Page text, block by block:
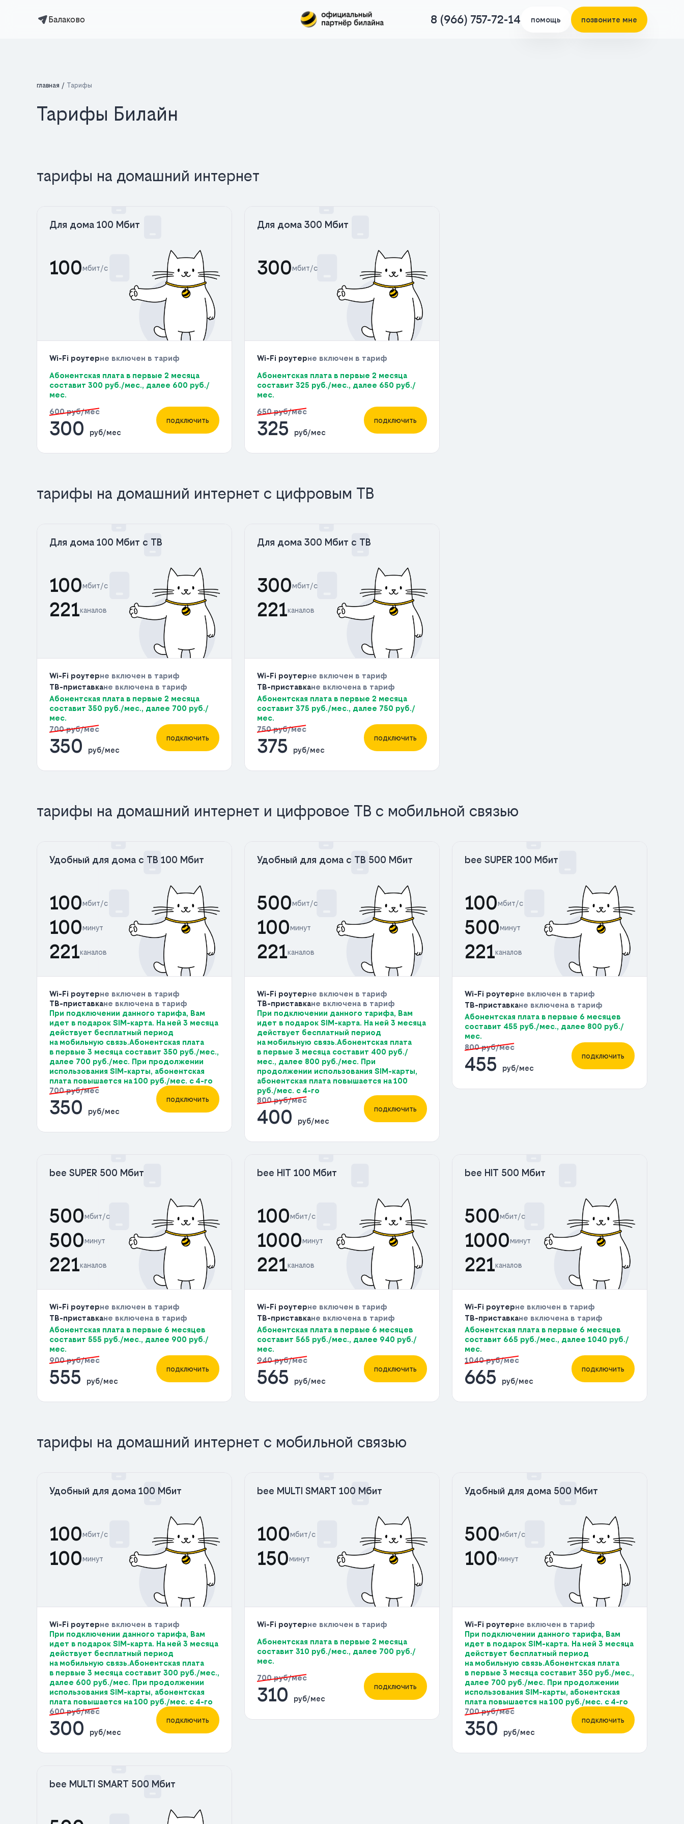
Балаково 8 (966) 757-72-14 помощь позвоните мне
главная Тарифы
Тарифы Билайн
тарифы на домашний интернет
Для дома 100 Мбит
100мбит/с
Wi-Fi роутерне включен в тариф
Абонентская плата в первые 2 месяца
составит 300 руб./мес., далее 600 руб./
мес.
600 руб/мес
300 руб/мес
подключить
Для дома 300 Мбит
300мбит/с
Wi-Fi роутерне включен в тариф
Абонентская плата в первые 2 месяца
составит 325 руб./мес., далее 650 руб./
мес.
650 руб/мес
325 руб/мес
подключить
тарифы на домашний интернет с цифровым ТВ
Для дома 100 Мбит с ТВ
100мбит/с
221каналов
Wi-Fi роутерне включен в тариф
ТВ-приставкане включена в тариф
Абонентская плата в первые 2 месяца
составит 350 руб./мес., далее 700 руб./
мес.
700 руб/мес
350 руб/мес
подключить
Для дома 300 Мбит с ТВ
300мбит/с
221каналов
Wi-Fi роутерне включен в тариф
ТВ-приставкане включена в тариф
Абонентская плата в первые 2 месяца
составит 375 руб./мес., далее 750 руб./
мес.
750 руб/мес
375 руб/мес
подключить
тарифы на домашний интернет и цифровое ТВ с мобильной связью
Удобный для дома с ТВ 100 Мбит
100мбит/с
100минут
221каналов
Wi-Fi роутерне включен в тариф
ТВ-приставкане включена в тариф
При подключении данного тарифа, Вам
идет в подарок SIM-карта. На ней 3 месяца
действует бесплатный период
на мобильную связь.Абонентская плата
в первые 3 месяца составит 350 руб./мес.,
далее 700 руб./мес. При продолжении
использования SIM-карты, абонентская
плата повышается на 100 руб./мес. с 4-го
700 руб/мес
350 руб/мес
подключить
Удобный для дома с ТВ 500 Мбит
500мбит/с
100минут
221каналов
Wi-Fi роутерне включен в тариф
ТВ-приставкане включена в тариф
При подключении данного тарифа, Вам
идет в подарок SIM-карта. На ней 3 месяца
действует бесплатный период
на мобильную связь.Абонентская плата
в первые 3 месяца составит 400 руб./
мес., далее 800 руб./мес. При
продолжении использования SIM-карты,
абонентская плата повышается на 100
руб./мес. с 4-го
800 руб/мес
400 руб/мес
подключить
bee SUPER 100 Мбит
100мбит/с
500минут
221каналов
Wi-Fi роутерне включен в тариф
ТВ-приставкане включена в тариф
Абонентская плата в первые 6 месяцев
составит 455 руб./мес., далее 800 руб./
мес.
800 руб/мес
455 руб/мес
подключить
bee SUPER 500 Мбит
500мбит/с
500минут
221каналов
Wi-Fi роутерне включен в тариф
ТВ-приставкане включена в тариф
Абонентская плата в первые 6 месяцев
составит 555 руб./мес., далее 900 руб./
мес.
900 руб/мес
555 руб/мес
подключить
bee HIT 100 Мбит
100мбит/с
1000минут
221каналов
Wi-Fi роутерне включен в тариф
ТВ-приставкане включена в тариф
Абонентская плата в первые 6 месяцев
составит 565 руб./мес., далее 940 руб./
мес.
940 руб/мес
565 руб/мес
подключить
bee HIT 500 Мбит
500мбит/с
1000минут
221каналов
Wi-Fi роутерне включен в тариф
ТВ-приставкане включена в тариф
Абонентская плата в первые 6 месяцев
составит 665 руб./мес., далее 1040 руб./
мес.
1040 руб/мес
665 руб/мес
подключить
тарифы на домашний интернет с мобильной связью
Удобный для дома 100 Мбит
100мбит/с
100минут
Wi-Fi роутерне включен в тариф
При подключении данного тарифа, Вам
идет в подарок SIM-карта. На ней 3 месяца
действует бесплатный период
на мобильную связь.Абонентская плата
в первые 3 месяца составит 300 руб./мес.,
далее 600 руб./мес. При продолжении
использования SIM-карты, абонентская
плата повышается на 100 руб./мес. с 4-го
600 руб/мес
300 руб/мес
подключить
bee MULTI SMART 100 Мбит
100мбит/с
150минут
Wi-Fi роутерне включен в тариф
Абонентская плата в первые 2 месяца
составит 310 руб./мес., далее 700 руб./
мес.
700 руб/мес
310 руб/мес
подключить
Удобный для дома 500 Мбит
500мбит/с
100минут
Wi-Fi роутерне включен в тариф
При подключении данного тарифа, Вам
идет в подарок SIM-карта. На ней 3 месяца
действует бесплатный период
на мобильную связь.Абонентская плата
в первые 3 месяца составит 350 руб./мес.,
далее 700 руб./мес. При продолжении
использования SIM-карты, абонентская
плата повышается на 100 руб./мес. с 4-го
700 руб/мес
350 руб/мес
подключить
bee MULTI SMART 500 Мбит